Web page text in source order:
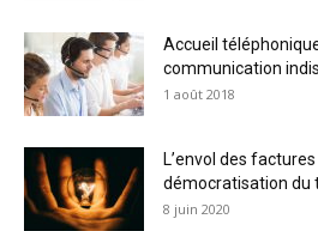
Accueil
communication
1 août 2018
L’envol des
démocratisation du
8 juin 2020